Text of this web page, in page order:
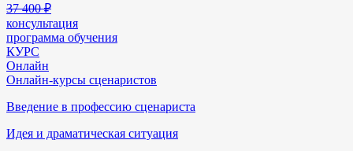
37 400 ₽
консультация
программа обучения
КУРС
Онлайн
Онлайн-курсы сценаристов
Введение в профессию сценариста
Идея и драматическая ситуация